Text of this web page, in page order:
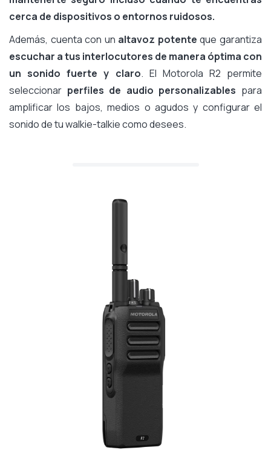
cerca de dispositivos o entornos ruidosos.
Además, cuenta con un altavoz potente que garantiza
escuchar a tus interlocutores de manera óptima con
un sonido fuerte y claro. El Motorola R2 permite
seleccionar perfiles de audio personalizables para
amplificar los bajos, medios o agudos y configurar el
sonido de tu walkie-talkie como desees.